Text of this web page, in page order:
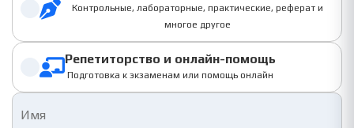
Контрольные, лабораторные, практические, реферат и
многое другое
Репетиторство и онлайн-помощь
Подготовка к экзаменам или помощь онлайн